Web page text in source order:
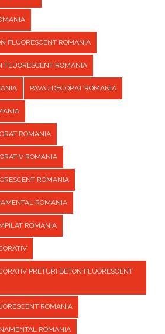
FLUORESCENT ROMANIA
FLUORESCENT ROMANIA
PAVAJ DECORAT ROMANIA
ROMANIA
ROMANIA
ROMANIA
ROMANIA
ROMANIA
PRETURI BETON FLUORESCENT
ROMANIA
ROMANIA